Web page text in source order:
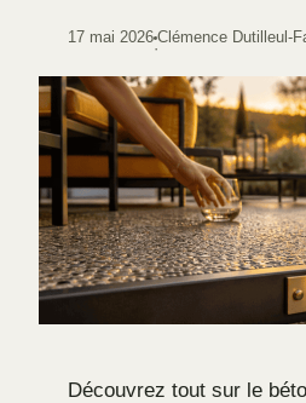
17 mai 2026
·
Clémence Dutilleul-
Découvrez tout sur le